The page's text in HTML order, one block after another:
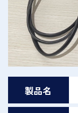
製品名